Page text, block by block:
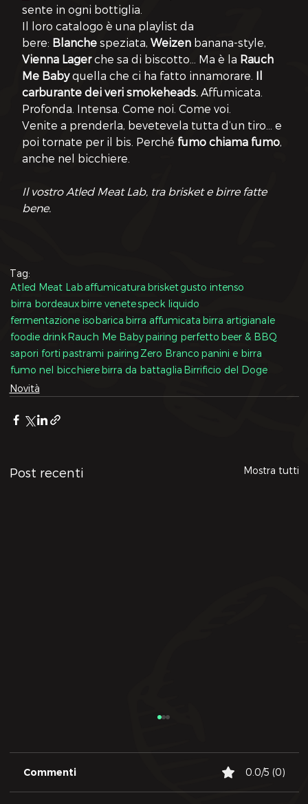
sente in ogni bottiglia.
Il loro catalogo è una playlist da
bere: Blanche speziata, Weizen banana-style,
Vienna Lager che sa di biscotto… Ma è la Rauch
Me Baby quella che ci ha fatto innamorare. Il
carburante dei veri smokeheads. Affumicata.
Profonda. Intensa. Come noi. Come voi.
Venite a prenderla, bevetevela tutta d’un tiro… e
poi tornate per il bis. Perché fumo chiama fumo,
anche nel bicchiere.
Il vostro Atled Meat Lab, tra brisket e birre fatte
bene.
Tag:
Atled Meat Labaffumicatura brisket gusto intenso
birra bordeaux birre venetespeck liquido
fermentazione isobarica birra affumicata birra artigianale
foodie drink Rauch Me Baby pairing perfetto beer & BBQ
sapori forti pastrami pairing Zero Branco panini e birra
fumo nel bicchiere birra da battaglia Birrificio del Doge
Novità
Post recenti Mostra tutti
Commenti 0.0/5 (0)